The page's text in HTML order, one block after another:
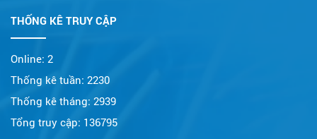
THỐNG KÊ TRUY CẬP
Online: 2
Thống kê tuần: 2230
Thống kê tháng: 2939
Tổng truy cập: 136795